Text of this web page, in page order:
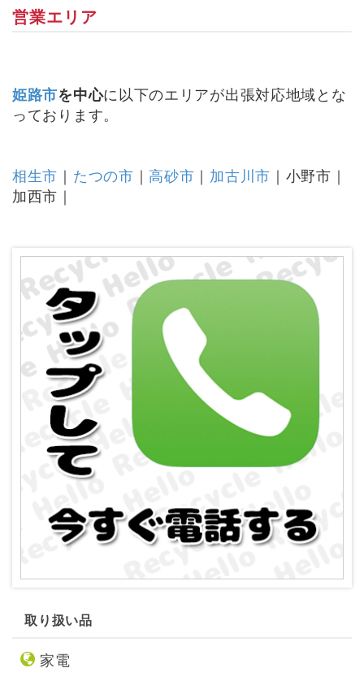
営業エリア
姫路市を中心に以下のエリアが出張対応地域とな
っております。
相生市 ｜ たつの市 ｜ 高砂市 ｜ 加古川市 ｜小野市｜
加西市｜
取り扱い品
家電